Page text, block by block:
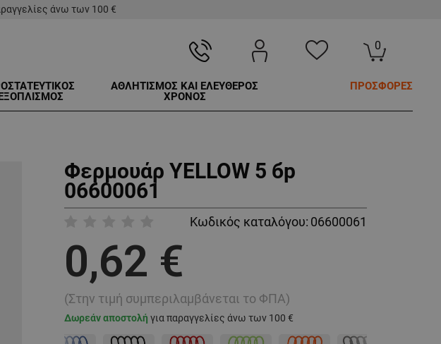
άνω των 100 €
0
ΑΘΛΗΤΙΣΜΟΣ ΚΑΙ ΕΛΕΥΘΕΡΟΣ
ΧΡΟΝΟΣ
ΠΡΟΣΦΟΡΕΣ
Φερμουάρ YELLOW 5 бр
06600061
Κωδικός καταλόγου: 06600061
0,62 €
(Στην τιμή συμπεριλαμβάνεται το ΦΠΑ)
Δωρεάν αποστολή για παραγγελίες άνω των 100 €